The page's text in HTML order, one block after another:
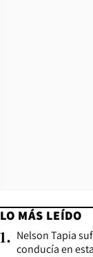
LO MÁS LEÍDO
1. Nelson Tapia
conducía en